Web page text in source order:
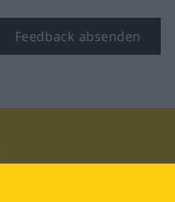
Feedback absenden